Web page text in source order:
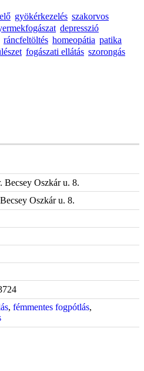
gyökérkezelés szakorvos
depresszió
ráncfeltöltés homeopátia patika
fogászati ellátás szorongás
Becsey Oszkár u. 8.
Oszkár u. 8.
, fémmentes fogpótlás,